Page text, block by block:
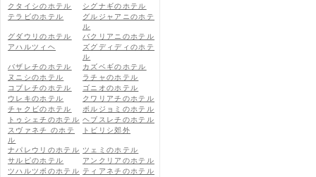
クタイシのホテル
シグナギのホテル
テラビのホテル
グルジャアニのホテ
ル
グダウリのホテル
バクリアニのホテル
アハルツィヘ
ズグディディのホテ
ル
バザレチのホテル
カズベギのホテル
ヌニシのホテル
ラチャのホテル
コブレチのホテル
ゴニオのホテル
ウレキのホテル
クワリアチのホテル
チャクビのホテル
ボルジョミのホテル
トゥシェチのホテル ヘブスレチのホテル
スヴァネチ のホテ
ル
トビリシ郊外
ナパレウリのホテル ツェミのホテル
サルピのホテル
アンクリアのホテル
ツハルツボのホテル ティアネチのホテル